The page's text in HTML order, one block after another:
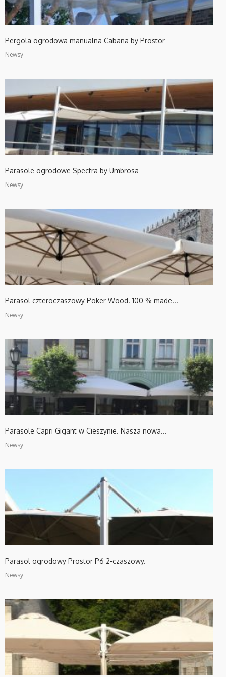
Pergola ogrodowa manualna Cabana by Prostor
Newsy
Parasole ogrodowe Spectra by Umbrosa
Newsy
Parasol czteroczaszowy Poker Wood. 100 % made...
Newsy
Parasole Capri Gigant w Cieszynie. Nasza nowa...
Newsy
Parasol ogrodowy Prostor P6 2-czaszowy.
Newsy